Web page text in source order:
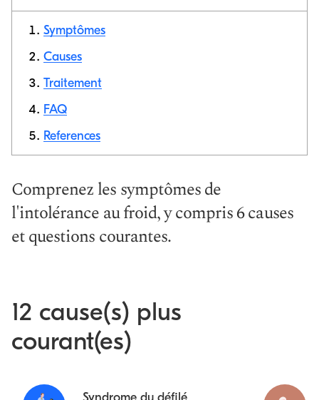
Symptômes
Causes
Traitement
FAQ
References
Comprenez les symptômes de
l'intolérance au froid, y compris 6 causes
et questions courantes.
12 cause(s) plus
courant(es)